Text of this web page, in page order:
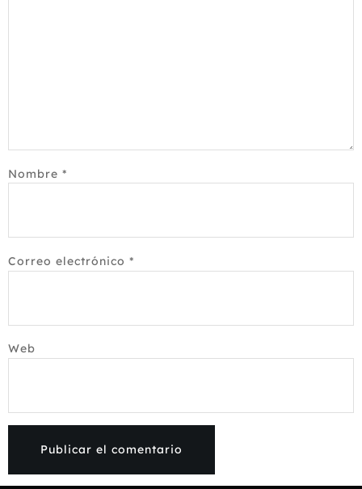
Nombre *
Correo electrónico *
Web